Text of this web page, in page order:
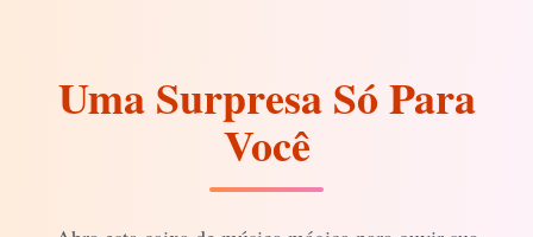
Uma Surpresa Só Para
Você